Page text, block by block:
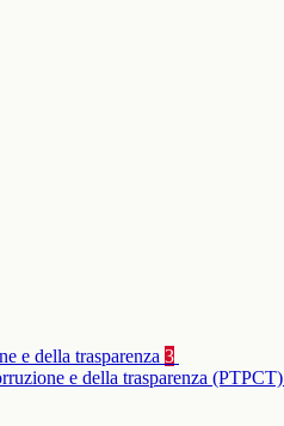
e della trasparenza 3
e della trasparenza (PTPCT)